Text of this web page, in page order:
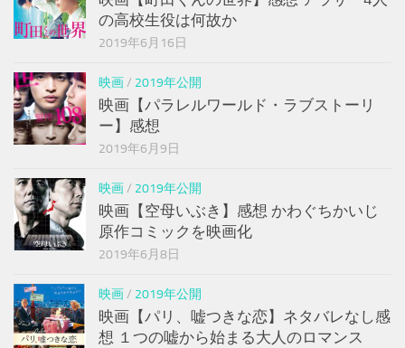
の高校生役は何故か
2019年6月16日
映画/ 2019年公開
映画【パラレルワールド・ラブストーリ
ー】感想
2019年6月9日
映画/ 2019年公開
映画【空母いぶき】感想 かわぐちかいじ
原作コミックを映画化
2019年6月8日
映画/ 2019年公開
映画【パリ、嘘つきな恋】ネタバレなし感
想 １つの嘘から始まる大人のロマンス